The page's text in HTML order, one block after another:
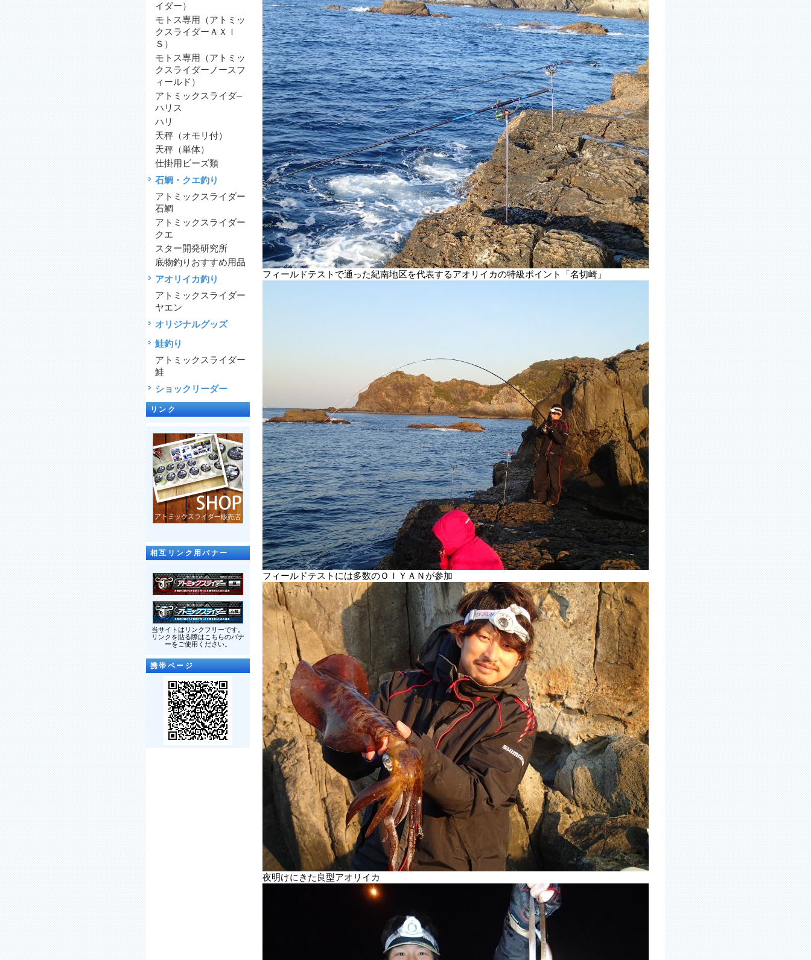
イダー）
モトス専用（アトミッ
クスライダーＡＸＩ
Ｓ）
モトス専用（アトミッ
クスライダーノースフ
ィールド）
アトミックスライダ―
ハリス
ハリ
天秤（オモリ付）
天秤（単体）
仕掛用ビーズ類
石鯛・クエ釣り
アトミックスライダー
石鯛
アトミックスライダー
クエ
スター開発研究所
底物釣りおすすめ用品
アオリイカ釣り
アトミックスライダー
ヤエン
オリジナルグッズ
鮭釣り
アトミックスライダー
鮭
ショックリーダー
リンク
相互リンク用バナー
当サイトはリンクフリーです。
リンクを貼る際はこちらのバナ
ーをご使用ください。
携帯ページ
フィールドテストで通った紀南地区を代表するアオリイカの特級ポイント「名切崎」
フィールドテストには多数のＯＩＹＡＮが参加
夜明けにきた良型アオリイカ